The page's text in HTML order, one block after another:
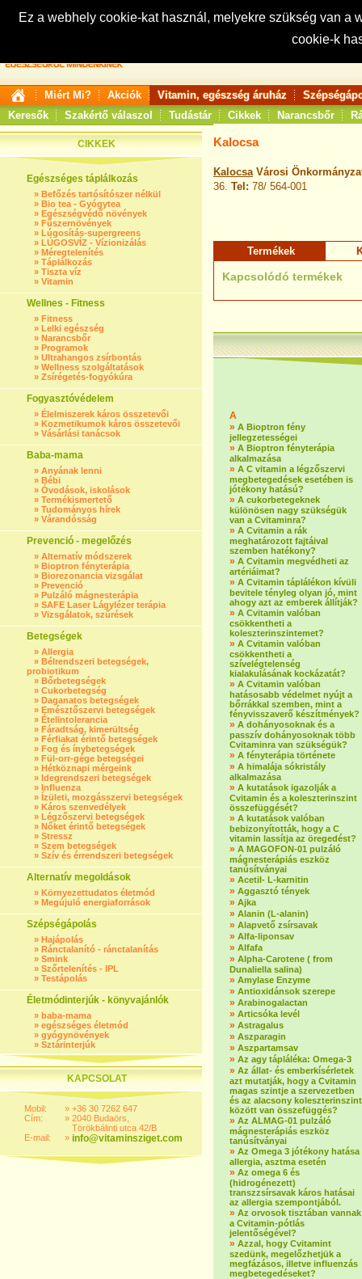
Ez a webhely cookie-kat használ, melyekre szükség van
cookie-k
Keresés:
Miért Mi? Akciók Vitamin, egészség áruház
Keresők
Szakértő válaszol Tudástár Cikkek Narancsbőr
CIKKEK
Egészséges táplálkozás
» Befőzés tartósítószer nélkül
» Bio tea - Gyógytea
» Egészségvédő növények
» Fűszernövények
» Lúgosítás-supergreens
» LÚGOSVÍZ - Vízionizálás
» Méregtelenítés
» Táplálkozás
» Tiszta víz
» Vitamin
Wellnes - Fitness
» Fitness
» Lelki egészség
» Narancsbőr
» Programok
» Ultrahangos zsírbontás
» Wellness szolgáltatások
» Zsírégetés-fogyókúra
Fogyasztóvédelem
» Élelmiszerek káros összetevői
» Kozmetikumok káros összetevői
» Vásárlási tanácsok
Baba-mama
» Anyának lenni
» Bébi
» Óvodások, iskolások
» Termékismertető
» Tudományos hírek
» Várandósság
Prevenció - megelőzés
» Alternatív módszerek
» Bioptron fényterápia
» Biorezonancia vizsgálat
» Prevenció
» Pulzáló mágnesterápia
» SAFE Laser Lágylézer terápia
» Vizsgálatok, szűrések
Betegségek
» Allergia
» Bélrendszeri betegségek,
probiotikum
» Bőrbetegségek
» Cukorbetegség
» Daganatos betegségek
» Emésztőszervi betegségek
» Ételintolerancia
» Fáradtság, kimerültség
» Férfiakat érintő betegségek
» Fog és ínybetegségek
» Fül-orr-gége betegségei
» Hétköznapi mérgeink
» Idegrendszeri betegségek
» Influenza
» Ízületi, mozgásszervi betegségek
» Káros szenvedélyek
» Légzőszervi betegségek
» Nőket érintő betegségek
» Stressz
» Szem betegségek
» Szív és érrendszeri betegségek
Alternatív megoldások
» Környezettudatos életmód
» Megújuló energiaforrások
Szépségápolás
» Hajápolás
» Ránctalanító - ránctalanítás
» Smink
» Szőrtelenítés - IPL
» Testápolás
Életmódinterjúk - könyvajánlók
» baba-mama
» egészséges életmód
» gyógynövények
» Sztárinterjúk
KAPCSOLAT
Mobil:
Cím:
E-mail:
»
»
»
+36 30 7262 647
2040 Budaörs,
Törökbálinti utca 42/B
info@vitaminsziget.com
Kalocsa
KalocsaVárosi
36. Tel: 78/ 564-001
Termékek
Kapcsolódó termékek
A
» A Bioptron fény
jellegzetességei
» A Bioptron fényterápia
alkalmazása
» A C vitamin a légzőszervi
megbetegedések esetében is
jótékony hatású?
» A cukorbetegeknek
különösen nagy szükségük
van a Cvitaminra?
» A Cvitamin a rák
meghatározott fajtáival
szemben hatékony?
» A Cvitamin megvédheti az
artériáimat?
» A Cvitamin táplálékon kívüli
bevitele tényleg olyan jó, mint
ahogy azt az emberek állítják?
» A Cvitamin valóban
csökkentheti a
koleszterinszintemet?
» A Cvitamin valóban
csökkentheti a
szívelégtelenség
kialakulásának kockázatát?
» A Cvitamin valóban
hatásosabb védelmet nyújt a
bőrrákkal szemben, mint a
fényvisszaverő készítmények?
» A dohányosoknak és a
passzív dohányosoknak több
Cvitaminra van szükségük?
» A fényterápia története
» A himalája sókristály
alkalmazása
» A kutatások igazolják a
Cvitamin és a koleszterinszint
összefüggését?
» A kutatások valóban
bebizonyították, hogy a C
vitamin lassítja az öregedést?
» A MAGOFON-01 pulzáló
mágnesterápiás eszköz
tanúsítványai
» Acetil- L-karnitin
» Aggasztó tények
» Ajka
» Alanin (L-alanin)
» Alapvető zsírsavak
» Alfa-liponsav
» Alfafa
» Alpha-Carotene ( from
Dunaliella salina)
» Amylase Enzyme
» Antioxidánsok szerepe
» Arabinogalactan
» Articsóka levél
» Astragalus
» Aszparagin
» Aszpartamsav
» Az agy tápláléka: Omega-3
» Az állat- és emberkísérletek
azt mutatják, hogy a Cvitamin
magas szintje a szervezetben
és az alacsony koleszterinszint
között van összefüggés?
» Az ALMAG-01 pulzáló
mágnesterápiás eszköz
tanúsítványai
» Az Omega 3 jótékony hatása
allergia, asztma esetén
» Az omega 6 és
(hidrogénezett)
transzzsírsavak káros hatásai
az allergia szempontjából.
» Az orvosok tisztában vannak
a Cvitamin-pótlás
jelentőségével?
» Azzal, hogy Cvitamint
szedünk, megelőzhetjük a
megfázásos, illetve influenzás
megbetegedéseket?